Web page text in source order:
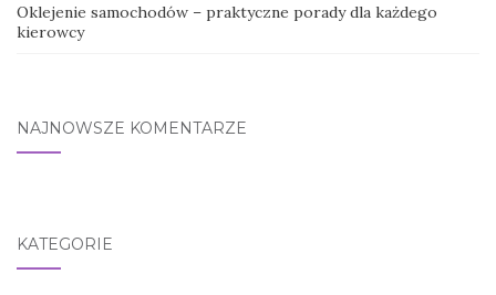
Oklejenie samochodów – praktyczne porady dla każdego
kierowcy
NAJNOWSZE KOMENTARZE
KATEGORIE